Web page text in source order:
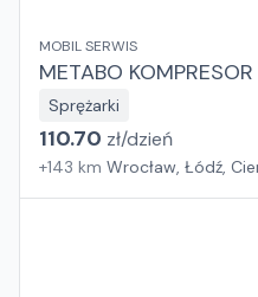
MOBIL SERWIS
METABO
Sprężarki
110.70 zł/dzień
+143 km Wrocław, Łódź,